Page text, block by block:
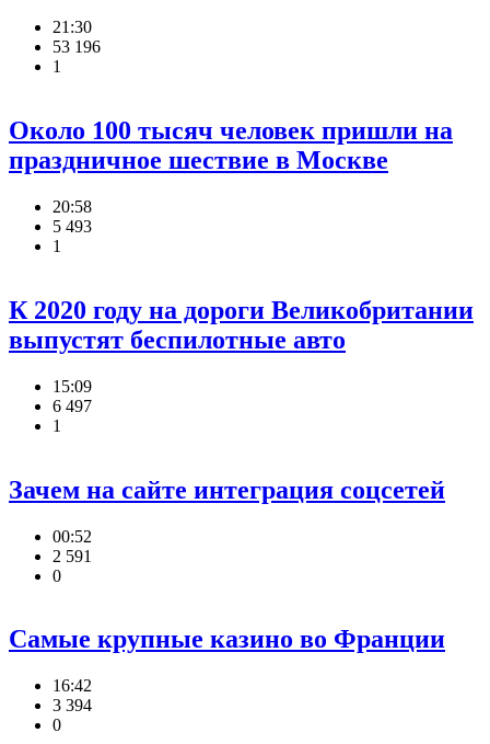
21:30
53 196
1
Около 100 тысяч человек пришли на
праздничное шествие в Москве
20:58
5 493
1
К 2020 году на дороги Великобритании
выпустят беспилотные авто
15:09
6 497
1
Зачем на сайте интеграция соцсетей
00:52
2 591
0
Самые крупные казино во Франции
16:42
3 394
0